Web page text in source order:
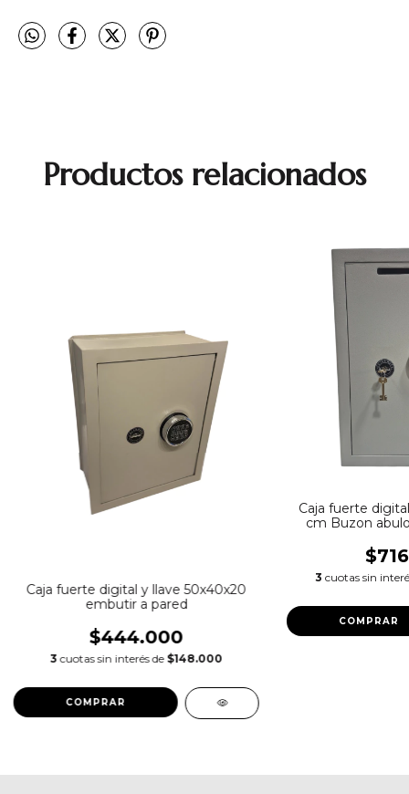
Productos relacionados
Caja fuerte digital y llave 50x40x20
embutir a pared
$444.000
3 cuotas sin interés de $148.000
Caja fuerte
cm Buzon
3 cuotas sin